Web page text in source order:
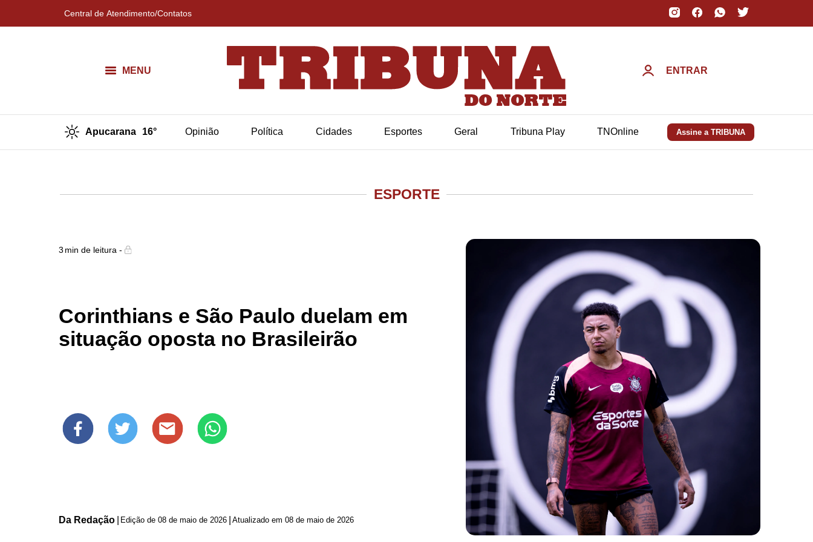
Central de Atendimento/Contatos
MENU ENTRAR
Apucarana 16° Opinião Política Cidades Esportes Geral Tribuna Play TNOnline Assine a TRIBUNA
ESPORTE
3 min de leitura -
Corinthians e São Paulo duelam em
situação oposta no Brasileirão
Da Redação Edição de 08 de maio de 2026 Atualizado em 08 de maio de 2026